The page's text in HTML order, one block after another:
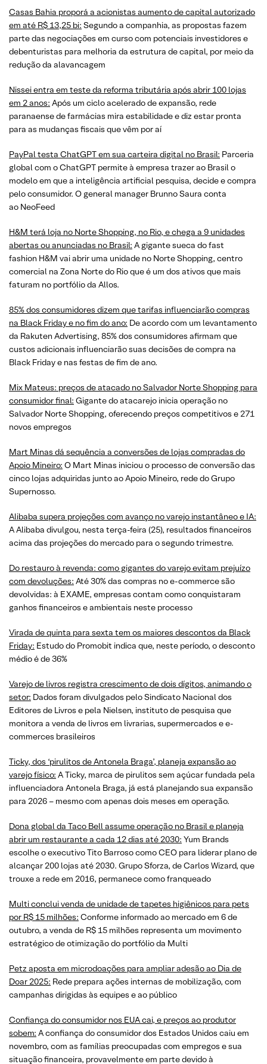
Casas Bahia proporá a acionistas aumento de capital autorizado
em até R$ 13,25 bi: Segundo a companhia, as propostas fazem
parte das negociações em curso com potenciais investidores e
debenturistas para melhoria da estrutura de capital, por meio da
redução da alavancagem
Nissei entra em teste da reforma tributária após abrir 100 lojas
em 2 anos: Após um ciclo acelerado de expansão, rede
paranaense de farmácias mira estabilidade e diz estar pronta
para as mudanças fiscais que vêm por aí
PayPal testa ChatGPT em sua carteira digital no Brasil: Parceria
global com o ChatGPT permite à empresa trazer ao Brasil o
modelo em que a inteligência artificial pesquisa, decide e compra
pelo consumidor. O general manager Brunno Saura conta
ao NeoFeed
H&M terá loja no Norte Shopping, no Rio, e chega a 9 unidades
abertas ou anunciadas no Brasil: A gigante sueca do fast
fashion H&M vai abrir uma unidade no Norte Shopping, centro
comercial na Zona Norte do Rio que é um dos ativos que mais
faturam no portfólio da Allos.
85% dos consumidores dizem que tarifas influenciarão compras
na Black Friday e no fim do ano: De acordo com um levantamento
da Rakuten Advertising, 85% dos consumidores afirmam que
custos adicionais influenciarão suas decisões de compra na
Black Friday e nas festas de fim de ano.
Mix Mateus: preços de atacado no Salvador Norte Shopping para
consumidor final: Gigante do atacarejo inicia operação no
Salvador Norte Shopping, oferecendo preços competitivos e 271
novos empregos
Mart Minas dá sequência a conversões de lojas compradas do
Apoio Mineiro: O Mart Minas iniciou o processo de conversão das
cinco lojas adquiridas junto ao Apoio Mineiro, rede do Grupo
Supernosso.
Alibaba supera projeções com avanço no varejo instantâneo e IA:
A Alibaba divulgou, nesta terça-feira (25), resultados financeiros
acima das projeções do mercado para o segundo trimestre.
Do restauro à revenda: como gigantes do varejo evitam prejuízo
com devoluções: Até 30% das compras no e-commerce são
devolvidas: à EXAME, empresas contam como conquistaram
ganhos financeiros e ambientais neste processo
Virada de quinta para sexta tem os maiores descontos da Black
Friday: Estudo do Promobit indica que, neste período, o desconto
médio é de 36%
Varejo de livros registra crescimento de dois dígitos, animando o
setor: Dados foram divulgados pelo Sindicato Nacional dos
Editores de Livros e pela Nielsen, instituto de pesquisa que
monitora a venda de livros em livrarias, supermercados e e-
commerces brasileiros
Ticky, dos ‘pirulitos de Antonela Braga’, planeja expansão ao
varejo físico: A Ticky, marca de pirulitos sem açúcar fundada pela
influenciadora Antonela Braga, já está planejando sua expansão
para 2026 – mesmo com apenas dois meses em operação.
Dona global da Taco Bell assume operação no Brasil e planeja
abrir um restaurante a cada 12 dias até 2030: Yum Brands
escolhe o executivo Tito Barroso como CEO para liderar plano de
alcançar 200 lojas até 2030. Grupo Sforza, de Carlos Wizard, que
trouxe a rede em 2016, permanece como franqueado
Multi conclui venda de unidade de tapetes higiênicos para pets
por R$ 15 milhões: Conforme informado ao mercado em 6 de
outubro, a venda de R$ 15 milhões representa um movimento
estratégico de otimização do portfólio da Multi
Petz aposta em microdoações para ampliar adesão ao Dia de
Doar 2025: Rede prepara ações internas de mobilização, com
campanhas dirigidas às equipes e ao público
Confiança do consumidor nos EUA cai, e preços ao produtor
sobem: A confiança do consumidor dos Estados Unidos caiu em
novembro, com as famílias preocupadas com empregos e sua
situação financeira, provavelmente em parte devido à